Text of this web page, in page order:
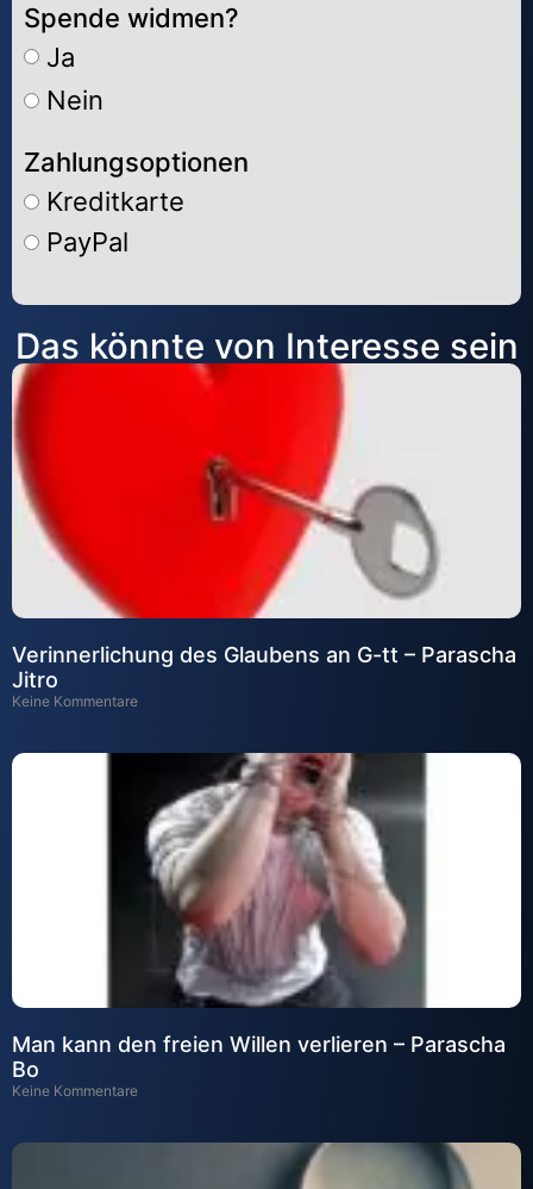
Spende widmen?
Ja
Nein
Zahlungsoptionen
Kreditkarte
PayPal
Alternative:
Das könnte von Interesse sein
Verinnerlichung des Glaubens an G-tt – Parascha
Jitro
Keine Kommentare
Man kann den freien Willen verlieren – Parascha
Bo
Keine Kommentare